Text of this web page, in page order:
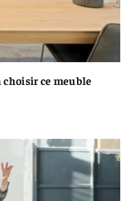
choisir ce meuble